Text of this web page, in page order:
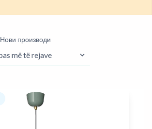
Нови производи